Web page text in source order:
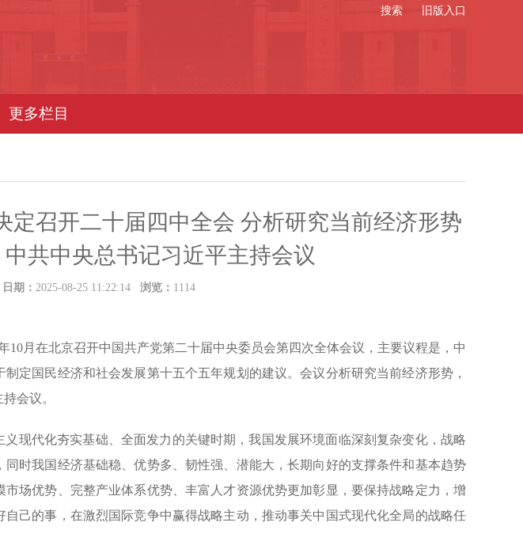
搜索 旧版入口
更多栏目
定召开二十届四中全会 分析研究当前经济形势
共中央总书记习近平主持会议
日期： 2025-08-25 11:22:14 浏览： 1114
月在北京召开中国共产党第二十届中央委员会第四次全体会议，主要议程是，中
定国民经济和社会发展第十五个五年规划的建议。会议分析研究当前经济形势，
会议。
代化夯实基础、全面发力的关键时期，我国发展环境面临深刻复杂变化，战略
时我国经济基础稳、优势多、韧性强、潜能大，长期向好的支撑条件和基本趋势
场优势、完整产业体系优势、丰富人才资源优势更加彰显，要保持战略定力，增
己的事，在激烈国际竞争中赢得战略主动，推动事关中国式现代化全局的战略任